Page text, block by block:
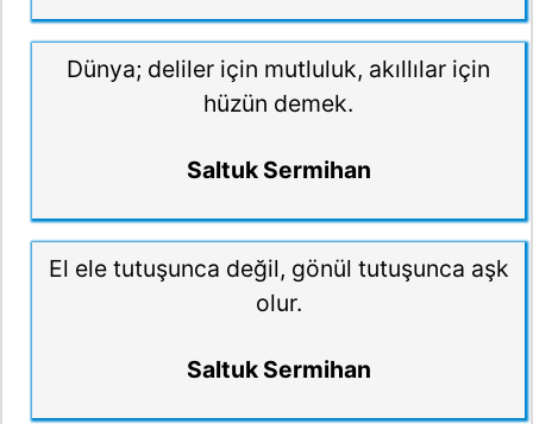
Dünya; deliler için mutluluk, akıllılar için
hüzün demek.
Saltuk Sermihan
El ele tutuşunca değil, gönül tutuşunca aşk
olur.
Saltuk Sermihan